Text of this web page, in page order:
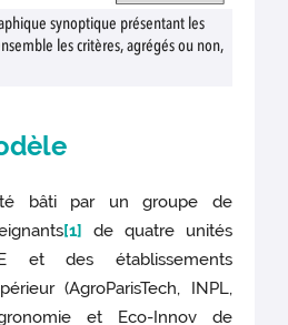
synoptique présentant les
les critères, agrégés ou non,
bâti par un groupe de
[1] de quatre unités
et des établissements
(AgroParisTech, INPL,
et Eco-Innov de